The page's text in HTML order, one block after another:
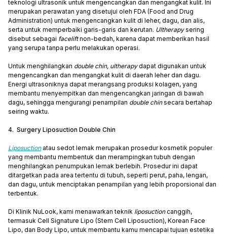
teknologi ultrasonik untuk mengencangkan dan mengangkat kulit. Ini
merupakan perawatan yang disetujui oleh FDA (Food and Drug
Administration) untuk mengencangkan kulit di leher, dagu, dan alis,
serta untuk memperbaiki garis-garis dan kerutan. Ultherapysering
disebut sebagai faceliftnon-bedah, karena dapat memberikan hasil
yang serupa tanpa perlu melakukan operasi.
Untuk menghilangkan double chin, ultherapydapat digunakan untuk
mengencangkan dan mengangkat kulit di daerah leher dan dagu.
Energi ultrasoniknya dapat merangsang produksi kolagen, yang
membantu menyempitkan dan mengencangkan jaringan di bawah
dagu, sehingga mengurangi penampilan double chinsecara bertahap
seiring waktu.
4. Surgery Liposuction Double Chin
Liposuctionatau sedot lemak merupakan prosedur kosmetik populer
yang membantu membentuk dan merampingkan tubuh dengan
menghilangkan penumpukan lemak berlebih. Prosedur ini dapat
ditargetkan pada area tertentu di tubuh, seperti perut, paha, lengan,
dan dagu, untuk menciptakan penampilan yang lebih proporsional dan
terbentuk.
Di Klinik NuLook, kami menawarkan teknik liposuctioncanggih,
termasuk Cell Signature Lipo (Stem Cell Liposuction), Korean Face
Lipo, dan Body Lipo, untuk membantu kamu mencapai tujuan estetika